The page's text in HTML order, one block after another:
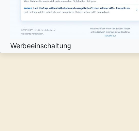
Werbeeinschaltung